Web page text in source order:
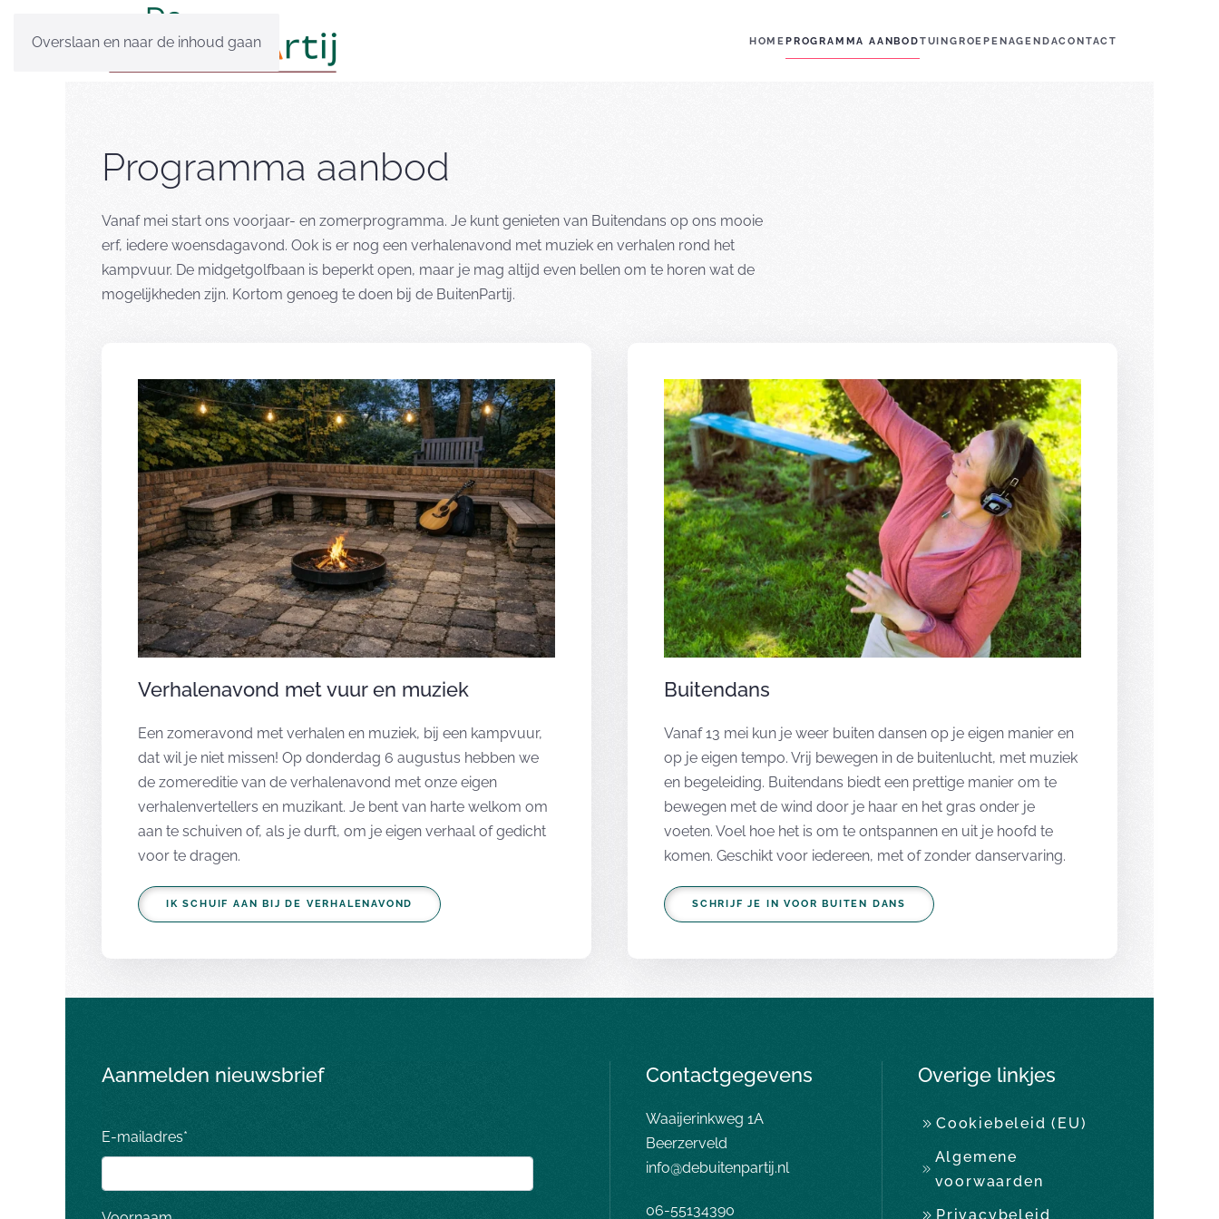
Overslaan en naar de inhoud gaan HOMEPROGRAMMA AANBODTUINGROEPENAGENDACONTACT
Programma aanbod
Vanaf mei start ons voorjaar- en zomerprogramma. Je kunt genieten van Buitendans op ons mooie
erf, iedere woensdagavond. Ook is er nog een verhalenavond met muziek en verhalen rond het
kampvuur. De midgetgolfbaan is beperkt open, maar je mag altijd even bellen om te horen wat de
mogelijkheden zijn. Kortom genoeg te doen bij de BuitenPartij.
Verhalenavond met vuur en muziek
Een zomeravond met verhalen en muziek, bij een kampvuur,
dat wil je niet missen! Op donderdag 6 augustus hebben we
de zomereditie van de verhalenavond met onze eigen
verhalenvertellers en muzikant. Je bent van harte welkom om
aan te schuiven of, als je durft, om je eigen verhaal of gedicht
voor te dragen.
IK SCHUIF AAN BIJ DE VERHALENAVOND
Buitendans
Vanaf 13 mei kun je weer buiten dansen op je eigen manier en
op je eigen tempo. Vrij bewegen in de buitenlucht, met muziek
en begeleiding. Buitendans biedt een prettige manier om te
bewegen met de wind door je haar en het gras onder je
voeten. Voel hoe het is om te ontspannen en uit je hoofd te
komen. Geschikt voor iedereen, met of zonder danservaring.
SCHRIJF JE IN VOOR BUITEN DANS
Aanmelden nieuwsbrief
E-mailadres*
Contactgegevens
Waaijerinkweg 1A
Beerzerveld
info@debuitenpartij.nl
06-55134390
Overige linkjes
Cookiebeleid (EU)
Algemene
voorwaarden
Privacybeleid